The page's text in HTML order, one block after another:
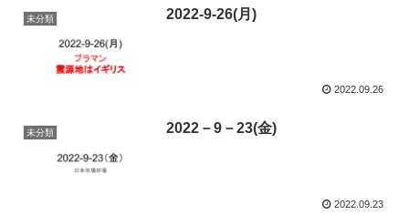
未分類 2022-9-26(月)
2022.09.26
未分類 2022－9－23(金)
2022.09.23